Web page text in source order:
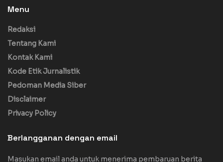
Menu
Redaksi
Tentang Kami
Kontak Kami
Kode Etik Jurnalistik
Pedoman Media Siber
Disclaimer
Privacy Policy
Berlangganan dengan email
Masukan email anda untuk menerima pembaruan berita